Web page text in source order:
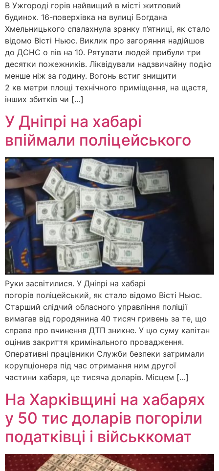
В Ужгороді горів найвищий в місті житловий
будинок. 16-поверхівка на вулиці Богдана
Хмельницького спалахнула зранку п’ятниці, як стало
відомо Вісті Ньюс. Виклик про загоряння надійшов
до ДСНС о пів на 10. Рятувати людей прибули три
десятки пожежників. Ліквідували надзвичайну подію
менше ніж за годину. Вогонь встиг знищити
2 кв метри площі технічного приміщення, на щастя,
інших збитків чи […]
У Дніпрі на хабарі
впіймали поліцейського
Руки засвітилися. У Дніпрі на хабарі
погорів поліцейський, як стало відомо Вісті Ньюс.
Старший слідчий обласного управління поліції
вимагав від городянина 40 тисяч гривень за те, що
справа про вчинення ДТП зникне. У цю суму капітан
оцінив закриття кримінального провадження.
Оперативні працівники Служби безпеки затримали
корупціонера під час отримання ним другої
частини хабаря, це тисяча доларів. Місцем […]
На Харківщині на хабарях
у 50 тис доларів погоріли
податківці і військкомат